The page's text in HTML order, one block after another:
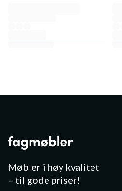
Møbler i høy kvalitet
– til gode priser!